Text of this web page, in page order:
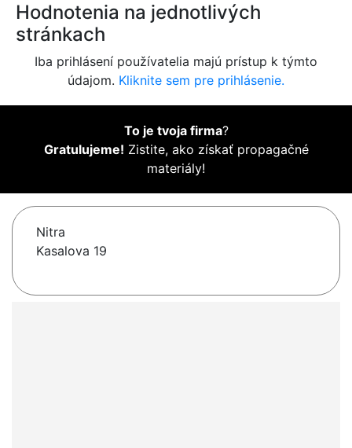
Hodnotenia na jednotlivých
stránkach
Iba prihlásení používatelia majú prístup k týmto
údajom. Kliknite sem pre prihlásenie.
To je tvoja firma?
Gratulujeme! Zistite, ako získať propagačné
materiály!
Nitra
Kasalova 19